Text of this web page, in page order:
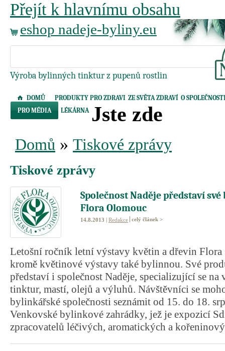
Přejít k hlavnímu obsahu
eshop nadeje-byliny.eu
Výroba bylinných tinktur z pupenů rostlin
DOMŮ PRODUKTY PRO ZDRAVI ZE SVĚTA ZDRAVÍ O
PRO MÉDIA
LÉKÁRNA Jste zde
Domů » Tiskové zprávy
Tiskové zprávy
Společnost Naděje představí
Flora Olomouc
14.8.2013 | Redakce celý článek >
Letošní ročník letní výstavy květin a dřevin Flora
kromě květinové výstavy také bylinnou. Své
představí i společnost Naděje, specializující se
tinktur, mastí, olejů a výluhů. Návštěvníci se
bylinkářské společnosti seznámit od 15. do 18.
Venkovské bylinkové zahrádky, jež je expozicí
zpracovatelů léčivých, aromatických a